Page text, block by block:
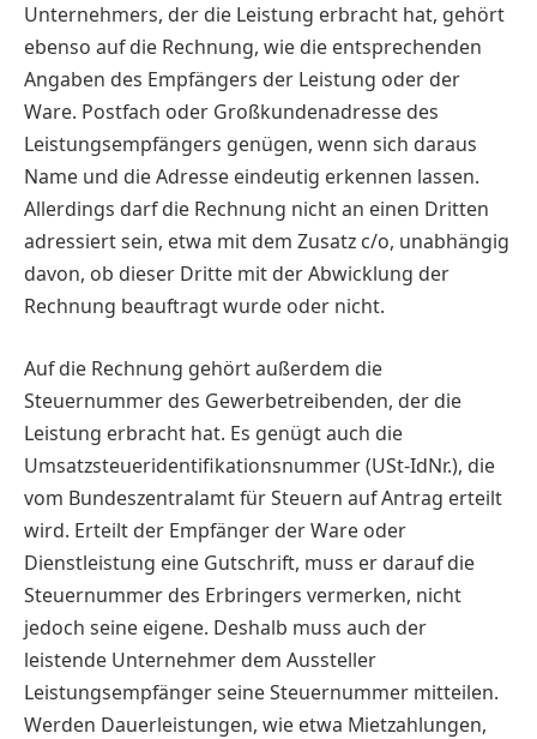
Unternehmers, der die Leistung erbracht hat, gehört
ebenso auf die Rechnung, wie die entsprechenden
Angaben des Empfängers der Leistung oder der
Ware. Postfach oder Großkundenadresse des
Leistungsempfängers genügen, wenn sich daraus
Name und die Adresse eindeutig erkennen lassen.
Allerdings darf die Rechnung nicht an einen Dritten
adressiert sein, etwa mit dem Zusatz c/o, unabhängig
davon, ob dieser Dritte mit der Abwicklung der
Rechnung beauftragt wurde oder nicht.
Auf die Rechnung gehört außerdem die
Steuernummer des Gewerbetreibenden, der die
Leistung erbracht hat. Es genügt auch die
Umsatzsteueridentifikationsnummer (USt-IdNr.), die
vom Bundeszentralamt für Steuern auf Antrag erteilt
wird. Erteilt der Empfänger der Ware oder
Dienstleistung eine Gutschrift, muss er darauf die
Steuernummer des Erbringers vermerken, nicht
jedoch seine eigene. Deshalb muss auch der
leistende Unternehmer dem Aussteller
Leistungsempfänger seine Steuernummer mitteilen.
Werden Dauerleistungen, wie etwa Mietzahlungen,